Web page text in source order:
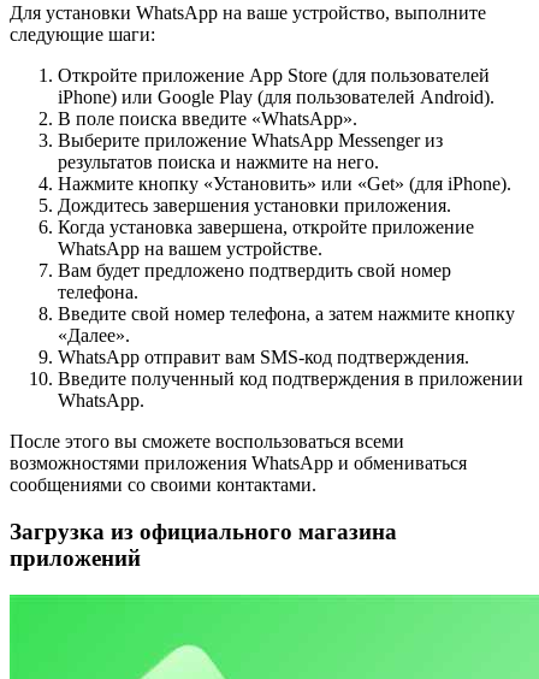
Для установки WhatsApp на ваше устройство, выполните
следующие шаги:
Откройте приложение App Store (для пользователей
iPhone) или Google Play (для пользователей Android).
В поле поиска введите «WhatsApp».
Выберите приложение WhatsApp Messenger из
результатов поиска и нажмите на него.
Нажмите кнопку «Установить» или «Get» (для iPhone).
Дождитесь завершения установки приложения.
Когда установка завершена, откройте приложение
WhatsApp на вашем устройстве.
Вам будет предложено подтвердить свой номер
телефона.
Введите свой номер телефона, а затем нажмите кнопку
«Далее».
WhatsApp отправит вам SMS-код подтверждения.
Введите полученный код подтверждения в приложении
WhatsApp.
После этого вы сможете воспользоваться всеми
возможностями приложения WhatsApp и обмениваться
сообщениями со своими контактами.
Загрузка из официального магазина
приложений